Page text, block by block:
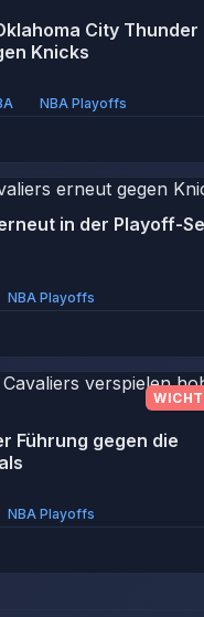
City Thunder
Knicks
NBA Playoffs
in der Playoff-
NBA Playoffs
Führung gegen die
NBA Playoffs